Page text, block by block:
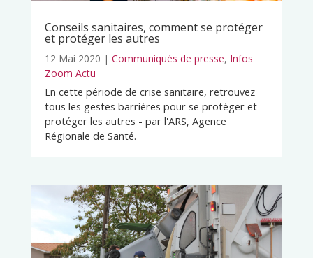
Conseils sanitaires, comment se protéger
et protéger les autres
12 Mai 2020 | Communiqués de presse, Infos
Zoom Actu
En cette période de crise sanitaire, retrouvez
tous les gestes barrières pour se protéger et
protéger les autres - par l'ARS, Agence
Régionale de Santé.